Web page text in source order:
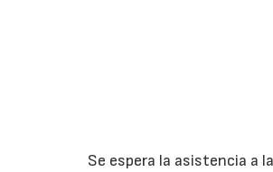
Se espera la asistencia a